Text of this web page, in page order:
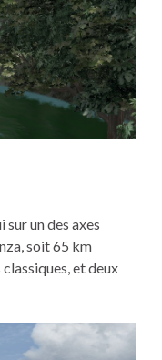
sur un des axes
soit 65 km
et deux